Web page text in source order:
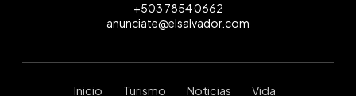
+503 7854 0662
anunciate@elsalvador.com
Inicio Turismo Noticias Vida